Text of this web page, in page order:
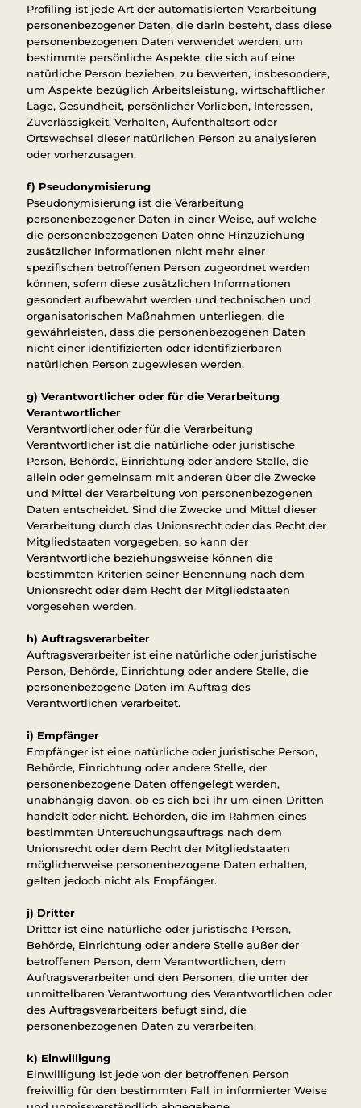
Profiling ist jede Art der automatisierten Verarbeitung
personenbezogener Daten, die darin besteht, dass diese
personenbezogenen Daten verwendet werden, um
bestimmte persönliche Aspekte, die sich auf eine
natürliche Person beziehen, zu bewerten, insbesondere,
um Aspekte bezüglich Arbeitsleistung, wirtschaftlicher
Lage, Gesundheit, persönlicher Vorlieben, Interessen,
Zuverlässigkeit, Verhalten, Aufenthaltsort oder
Ortswechsel dieser natürlichen Person zu analysieren
oder vorherzusagen.
f) Pseudonymisierung
Pseudonymisierung ist die Verarbeitung
personenbezogener Daten in einer Weise, auf welche
die personenbezogenen Daten ohne Hinzuziehung
zusätzlicher Informationen nicht mehr einer
spezifischen betroffenen Person zugeordnet werden
können, sofern diese zusätzlichen Informationen
gesondert aufbewahrt werden und technischen und
organisatorischen Maßnahmen unterliegen, die
gewährleisten, dass die personenbezogenen Daten
nicht einer identifizierten oder identifizierbaren
natürlichen Person zugewiesen werden.
g) Verantwortlicher oder für die Verarbeitung
Verantwortlicher
Verantwortlicher oder für die Verarbeitung
Verantwortlicher ist die natürliche oder juristische
Person, Behörde, Einrichtung oder andere Stelle, die
allein oder gemeinsam mit anderen über die Zwecke
und Mittel der Verarbeitung von personenbezogenen
Daten entscheidet. Sind die Zwecke und Mittel dieser
Verarbeitung durch das Unionsrecht oder das Recht der
Mitgliedstaaten vorgegeben, so kann der
Verantwortliche beziehungsweise können die
bestimmten Kriterien seiner Benennung nach dem
Unionsrecht oder dem Recht der Mitgliedstaaten
vorgesehen werden.
h) Auftragsverarbeiter
Auftragsverarbeiter ist eine natürliche oder juristische
Person, Behörde, Einrichtung oder andere Stelle, die
personenbezogene Daten im Auftrag des
Verantwortlichen verarbeitet.
i) Empfänger
Empfänger ist eine natürliche oder juristische Person,
Behörde, Einrichtung oder andere Stelle, der
personenbezogene Daten offengelegt werden,
unabhängig davon, ob es sich bei ihr um einen Dritten
handelt oder nicht. Behörden, die im Rahmen eines
bestimmten Untersuchungsauftrags nach dem
Unionsrecht oder dem Recht der Mitgliedstaaten
möglicherweise personenbezogene Daten erhalten,
gelten jedoch nicht als Empfänger.
j) Dritter
Dritter ist eine natürliche oder juristische Person,
Behörde, Einrichtung oder andere Stelle außer der
betroffenen Person, dem Verantwortlichen, dem
Auftragsverarbeiter und den Personen, die unter der
unmittelbaren Verantwortung des Verantwortlichen oder
des Auftragsverarbeiters befugt sind, die
personenbezogenen Daten zu verarbeiten.
k) Einwilligung
Einwilligung ist jede von der betroffenen Person
freiwillig für den bestimmten Fall in informierter Weise